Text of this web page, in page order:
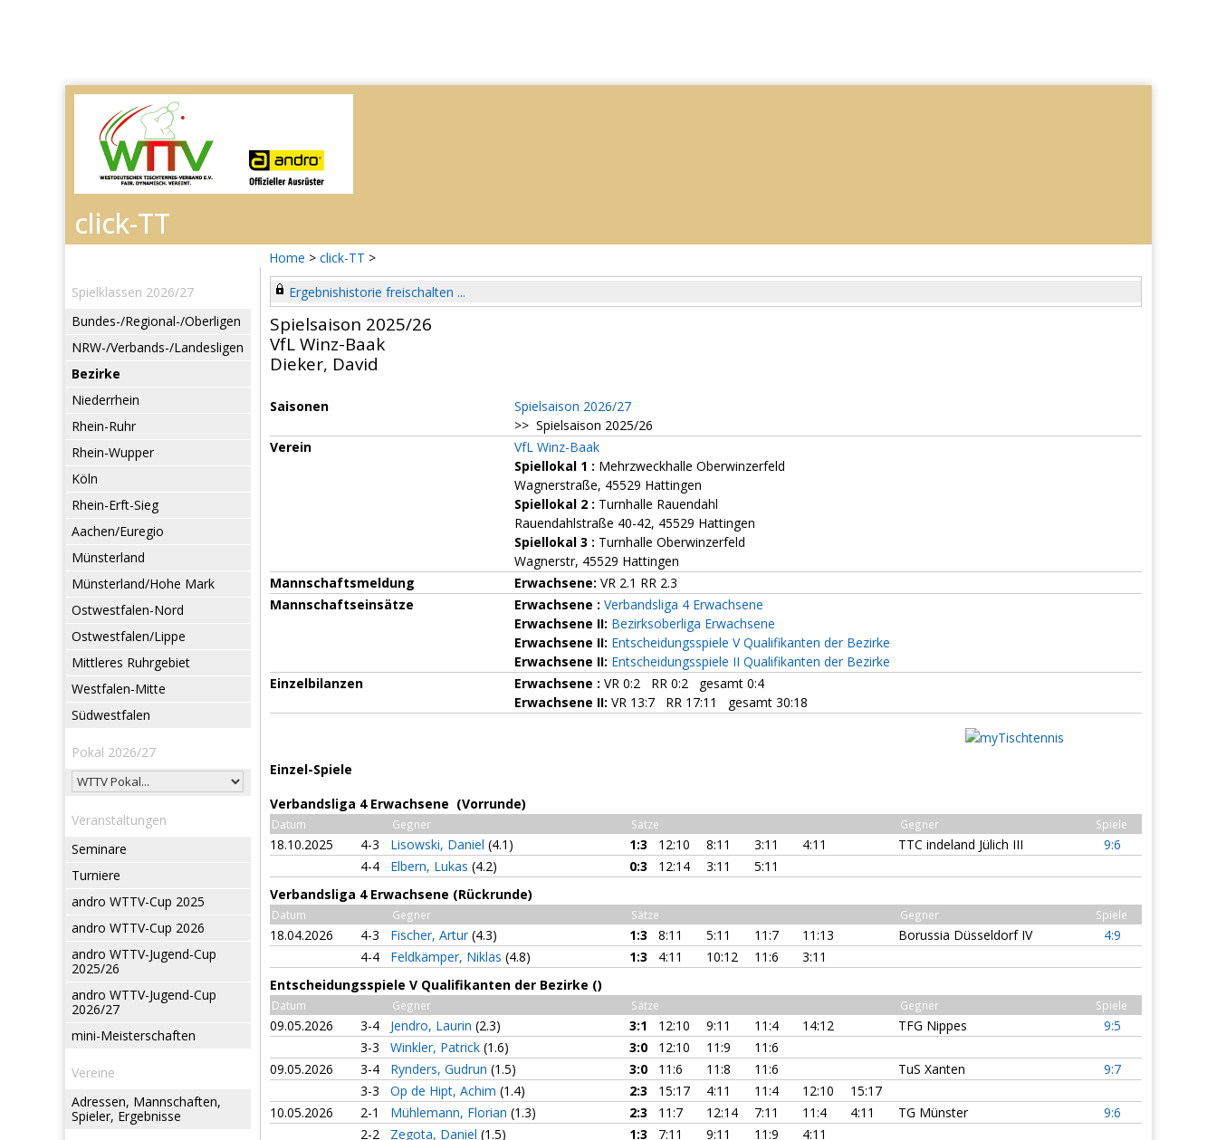
Home > click-TT >
Spielklassen 2026/27
Bundes-/Regional-/Oberligen
NRW-/Verbands-/Landesligen
Bezirke
Niederrhein
Rhein-Ruhr
Rhein-Wupper
Köln
Rhein-Erft-Sieg
Aachen/Euregio
Münsterland
Münsterland/Hohe Mark
Ostwestfalen-Nord
Ostwestfalen/Lippe
Mittleres Ruhrgebiet
Westfalen-Mitte
Südwestfalen
Pokal 2026/27
Veranstaltungen
Seminare
Turniere
andro WTTV-Cup 2025
andro WTTV-Cup 2026
andro WTTV-Jugend-Cup
2025/26
andro WTTV-Jugend-Cup
2026/27
mini-Meisterschaften
Vereine
Adressen, Mannschaften,
Spieler, Ergebnisse
Ergebnishistorie freischalten ...
Spielsaison 2025/26
VfL Winz-Baak
Dieker, David
Saisonen
Spielsaison 2026/27
>> Spielsaison 2025/26
Verein
VfL Winz-Baak
Spiellokal 1 : Mehrzweckhalle Oberwinzerfeld
Wagnerstraße, 45529 Hattingen
Spiellokal 2 : Turnhalle Rauendahl
Rauendahlstraße 40-42, 45529 Hattingen
Spiellokal 3 : Turnhalle Oberwinzerfeld
Wagnerstr, 45529 Hattingen
Mannschaftsmeldung
Erwachsene: VR 2.1 RR 2.3
Mannschaftseinsätze
Erwachsene : Verbandsliga 4 Erwachsene
Erwachsene II: Bezirksoberliga Erwachsene
Erwachsene II: Entscheidungsspiele V Qualifikanten der Bezirke
Erwachsene II: Entscheidungsspiele II Qualifikanten der Bezirke
Einzelbilanzen
Erwachsene : VR 0:2 RR 0:2 gesamt 0:4
Erwachsene II: VR 13:7 RR 17:11 gesamt 30:18
Einzel-Spiele
Verbandsliga 4 Erwachsene (Vorrunde)
Datum Gegner Sätze Gegner Spiele
18.10.2025 4-3 Lisowski, Daniel (4.1) 1:3 12:10 8:11 3:11 4:11 TTC indeland Jülich III
9:6
4-4
Elbern, Lukas (4.2) 0:3 12:14 3:11
5:11
Verbandsliga 4 Erwachsene (Rückrunde)
Datum Gegner Sätze Gegner Spiele
18.04.2026 4-3 Fischer, Artur (4.3) 1:3 8:11 5:11 11:7 11:13 Borussia Düsseldorf IV
4:9
4-4
Feldkämper, Niklas (4.8) 1:3 4:11 10:12 11:6
3:11
Entscheidungsspiele V Qualifikanten der Bezirke ()
Datum Gegner Sätze Gegner Spiele
09.05.2026 3-4 Jendro, Laurin (2.3) 3:1 12:10 9:11 11:4 14:12 TFG Nippes
9:5
3-3
Winkler, Patrick (1.6) 3:0 12:10 11:9
11:6
09.05.2026
3-4 Rynders, Gudrun (1.5) 3:0 11:6 11:8 11:6 TuS Xanten
9:7
3-3
Op de Hipt, Achim (1.4) 2:3 15:17 4:11 11:4 12:10
15:17
10.05.2026
2-1 Mühlemann, Florian (1.3) 2:3 11:7 12:14 7:11 11:4 4:11 TG Münster
9:6
2-2
Zegota, Daniel (1.5) 1:3 7:11 9:11 11:9
4:11